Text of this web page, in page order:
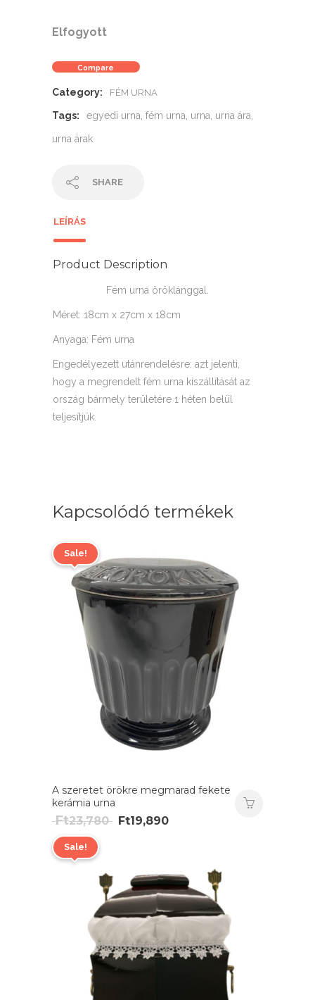
Elfogyott
Compare
Category: FÉM URNA
Tags: egyedi urna fém urna urna urna ára
urna árak
SHARE
LEÍRÁS
Product Description
Fém urna öröklánggal.
Méret: 18cm x 27cm x 18cm
Anyaga: Fém urna
Engedélyezett utánrendelésre: azt jelenti,
hogy a megrendelt fém urna kiszállítását az
ország bármely területére 1 héten belül
teljesítjük.
Kapcsolódó termékek
Sale!
A szeretet örökre megmarad fekete
kerámia urna
Ft23,780
Original
Ft23,780.
Ft19,890Current
Ft19,890.
Sale!